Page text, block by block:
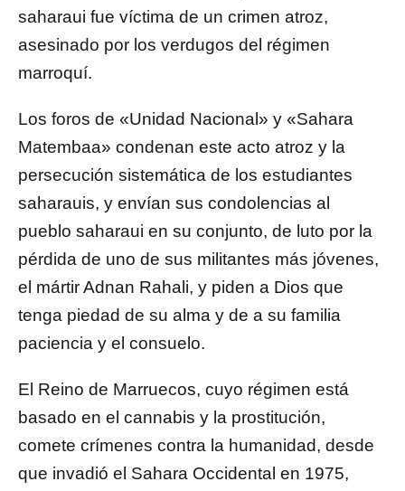
saharaui fue víctima de un crimen atroz,
asesinado por los verdugos del régimen
marroquí.
Los foros de «Unidad Nacional» y «Sahara
Matembaa» condenan este acto atroz y la
persecución sistemática de los estudiantes
saharauis, y envían sus condolencias al
pueblo saharaui en su conjunto, de luto por la
pérdida de uno de sus militantes más jóvenes,
el mártir Adnan Rahali, y piden a Dios que
tenga piedad de su alma y de a su familia
paciencia y el consuelo.
El Reino de Marruecos, cuyo régimen está
basado en el cannabis y la prostitución,
comete crímenes contra la humanidad, desde
que invadió el Sahara Occidental en 1975,